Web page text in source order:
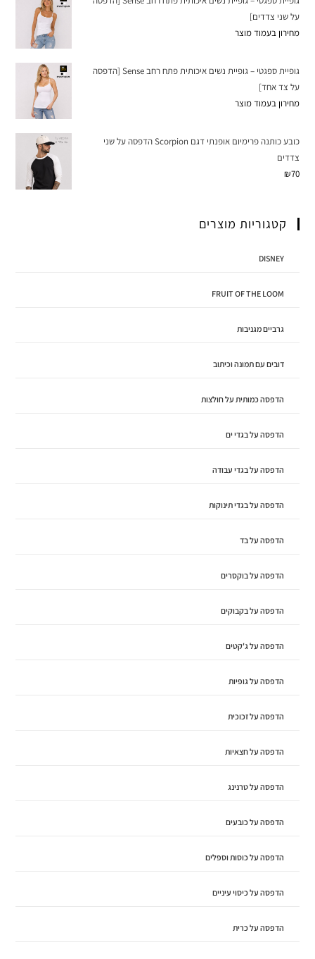
על שני צדדים]
מחירון בעמוד מוצר
גופיית ספגטי – גופיית נשים איכותית פתח רחב Sense [הדפסה
על צד אחד]
מחירון בעמוד מוצר
כובע כותנה פרימיום אופנתי דגם Scorpion הדפסה על שני
צדדים
₪70
קטגוריות מוצרים
DISNEY
FRUIT OF THE LOOM
גרביים מגניבות
דובים עם תמונה וכיתוב
הדפסה כמותית על חולצות
הדפסה על בגדי ים
הדפסה על בגדי עבודה
הדפסה על בגדי תינוקות
הדפסה על בד
הדפסה על בוקסרים
הדפסה על בקבוקים
הדפסה על ג'קטים
הדפסה על גופיות
הדפסה על זכוכית
הדפסה על חצאיות
הדפסה על טרנינג
הדפסה על כובעים
הדפסה על כוסות וספלים
הדפסה על כיסוי עיניים
הדפסה על כרית